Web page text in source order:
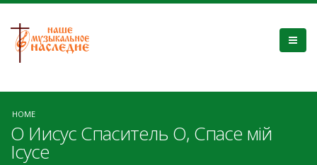
HOME
О Иисус Спаситель О, Спасе мій
Ісусе